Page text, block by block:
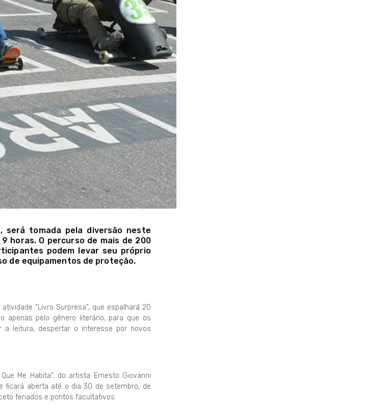
será tomada pela diversão neste
horas. O percurso de mais de 200
podem levar seu próprio
de equipamentos de proteção.
“Livro Surpresa”, que espalhará 20
apenas pelo gênero literário, para que os
leitura, despertar o interesse por novos
Me Habita”, do artista Ernesto Giovanni
ficará aberta até o dia 30 de setembro, de
feriados e pontos facultativos.